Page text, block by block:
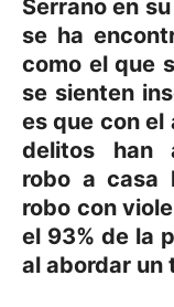
Serrano en
se ha
como el que
se sienten
es que con el
delitos han
robo a casa
robo con
el 93% de la
al abordar